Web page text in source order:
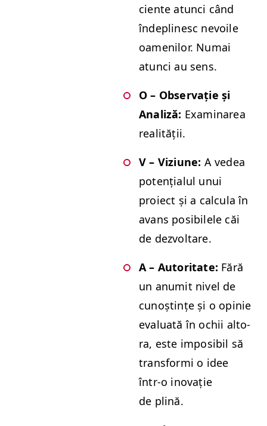
ciente atun­ci când
îndeplinesc nevoile
oame­nilor. Numai
atun­ci au sens.
O – Obser­vație și
Anal­iză: Exam­inarea
realității.
V – Viz­iune: A vedea
potențialul unui
proiect și a cal­cu­la în
avans posi­bilele căi
de dezvoltare.
A – Autori­tate: Fără
un anu­mit niv­el de
cunoșt­ințe și o opinie
eval­u­ată în ochii alto­
ra, este imposi­bil să
trans­for­mi o idee
într‑o ino­vație
de plină.